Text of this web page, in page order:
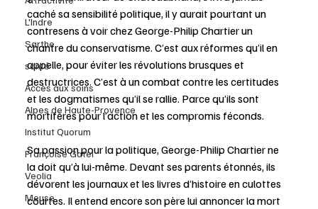
L'Indre
Sarthe
santé
Accès aux soins
Alpes de Haute-Provence
Institut Quorum
Françoise Gatel
Veolia
Meuse
caché sa sensibilité politique, il y aurait pourtant un
contresens à voir chez George-Philip Chartier un
chantre du conservatisme. C’est aux réformes qu’il en
appelle, pour éviter les révolutions brusques et
destructrices. C’est à un combat contre les certitudes
et les dogmatismes qu’il se rallie. Parce qu’ils sont
mortifères pour l’action et les compromis féconds.
Sa passion pour la politique, George-Philip Chartier ne
la doit qu’à lui-même. Devant ses parents étonnés, ils
dévorent les journaux et les livres d’histoire en culottes
courtes. Il entend encore son père lui annoncer la mort